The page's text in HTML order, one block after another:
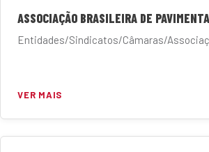
ASSOCIAÇÃO BRASILEIRA DE
Entidades/Sindicatos/Câmaras/
VER MAIS